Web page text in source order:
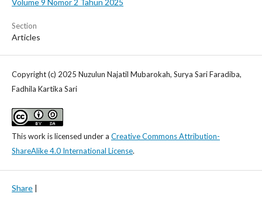
Volume 9 Nomor 2 Tahun 2025
Section
Articles
Copyright (c) 2025 Nuzulun Najatil Mubarokah, Surya Sari Faradiba,
Fadhila Kartika Sari
This work is licensed under a Creative Commons Attribution-
ShareAlike 4.0 International License.
Share |